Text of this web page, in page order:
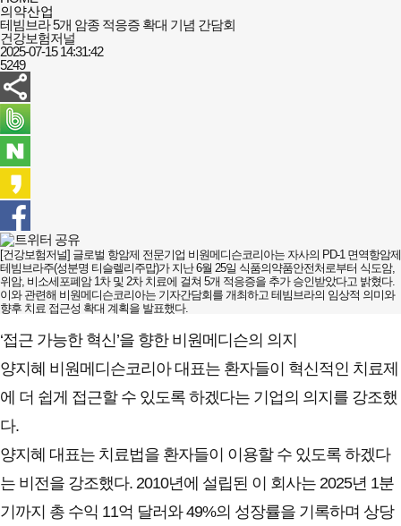
의약산업
테빔브라 5개 암종 적응증 확대 기념 간담회
건강보험저널
2025-07-15 14:31:42
5249
[건강보험저널] 글로벌 항암제 전문기업 비원메디슨코리아는 자사의 PD-1 면역항암제
테빔브라주(성분명 티슬렐리주맙)가 지난 6월 25일 식품의약품안전처로부터 식도암,
위암, 비소세포폐암 1차 및 2차 치료에 걸쳐 5개 적응증을 추가 승인받았다고 밝혔다.
이와 관련해 비원메디슨코리아는 기자간담회를 개최하고 테빔브라의 임상적 의미와
향후 치료 접근성 확대 계획을 발표했다.
‘접근 가능한 혁신’을 향한 비원메디슨의 의지
양지혜 비원메디슨코리아 대표는 환자들이 혁신적인 치료제
에 더 쉽게 접근할 수 있도록 하겠다는 기업의 의지를 강조했
다.
양지혜 대표는 치료법을 환자들이 이용할 수 있도록 하겠다
는 비전을 강조했다. 2010년에 설립된 이 회사는 2025년 1분
기까지 총 수익 11억 달러와 49%의 성장률을 기록하며 상당